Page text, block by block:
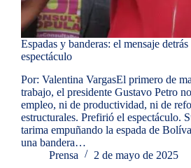
Espadas y banderas: el mensaje detrás
espectáculo
Por: Valentina VargasEl primero de
trabajo, el presidente Gustavo Petro
empleo, ni de productividad, ni de
estructurales. Prefirió el espectáculo.
tarima empuñando la espada de
una bandera…
Prensa
2 de mayo de 2025